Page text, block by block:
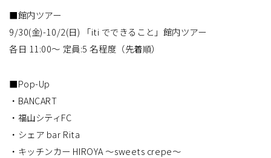
■館内ツアー
9/30(金)-10/2(日) 「iti でできること」館内ツアー
各日 11:00～ 定員:5 名程度（先着順）
■Pop-Up
・BANCART
・福山シティFC
・シェア bar Rita
・キッチンカー HIROYA ～sweets crepe～